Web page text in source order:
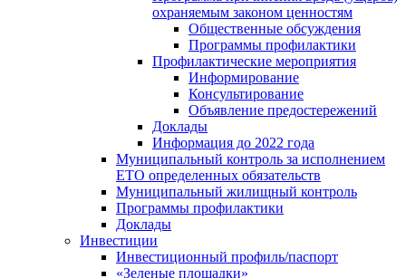
охраняемым законом ценностям
Общественные обсуждения
Программы профилактики
Профилактические мероприятия
Информирование
Консультирование
Объявление предостережений
Доклады
Информация до 2022 года
Муниципальный контроль за исполнением
ЕТО определенных обязательств
Муниципальный жилищный контроль
Программы профилактики
Доклады
Инвестиции
Инвестиционный профиль/паспорт
«Зеленые площадки»